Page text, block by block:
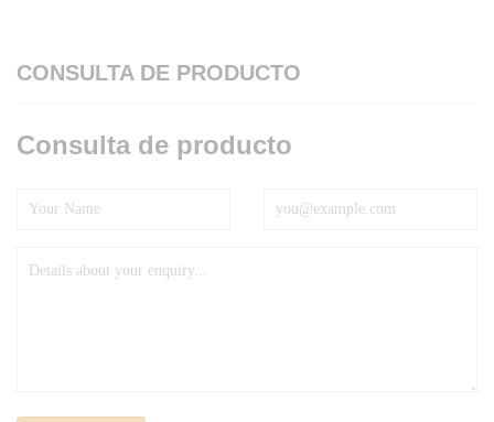
CONSULTA DE PRODUCTO
Consulta de producto